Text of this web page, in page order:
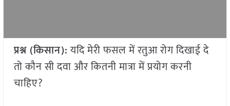
प्रश्न (किसान):यदि मेरी फसल में रतुआ रोग दिखाई दे
तो कौन सी दवा और कितनी मात्रा में प्रयोग करनी
चाहिए?